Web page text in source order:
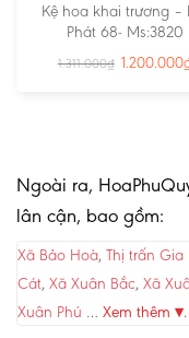
Kệ hoa khai trương –
Phát 68- Ms:3820
1.311.000₫ 1.200.000
Ngoài ra,
lân cận, bao gồm:
Xã Bảo Hoà, Thị trấn Gia
Cát, Xã Xuân Bắc, Xã
Xuân Phú … Xem thêm ▾.